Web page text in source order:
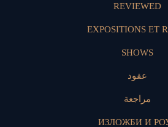
REVIEWED
EXPOSITIONS ET
SHOWS
عقود
مراجعة
ИЗЛОЖБИ И